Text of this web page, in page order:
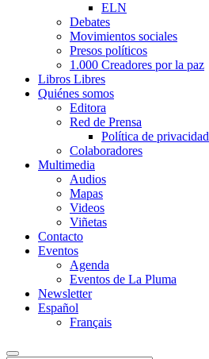
ELN
Debates
Movimientos sociales
Presos políticos
1.000 Creadores por la paz
Libros Libres
Quiénes somos
Editora
Red de Prensa
Política de privacidad
Colaboradores
Multimedia
Audios
Mapas
Videos
Viñetas
Contacto
Eventos
Agenda
Eventos de La Pluma
Newsletter
Español
Français